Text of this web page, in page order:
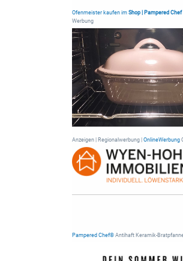
Ofenmeister kaufen im Shop | Pampered
Werbung
Anzeigen | Regionalwerbung | OnlineWerbung
Pampered Chef®Antihaft Keramik-